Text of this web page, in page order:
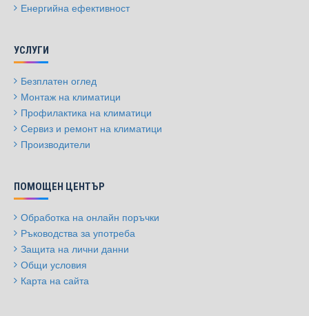
Енергийна ефективност
УСЛУГИ
Безплатен оглед
Монтаж на климатици
Профилактика на климатици
Сервиз и ремонт на климатици
Производители
ПОМОЩЕН ЦЕНТЪР
Обработка на онлайн поръчки
Ръководства за употреба
Защита на лични данни
Общи условия
Карта на сайта